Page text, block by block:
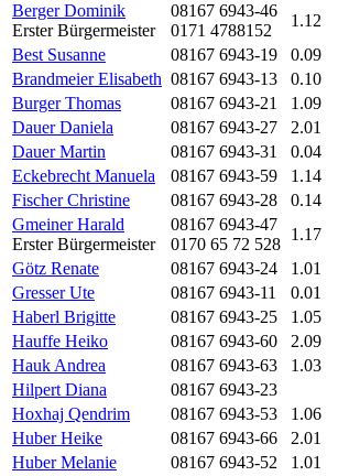
Berger Dominik
Erster Bürgermeister
08167 6943-46
0171 4788152
1.12
Best Susanne
08167 6943-19 0.09
Brandmeier Elisabeth 08167 6943-13 0.10
Burger Thomas
08167 6943-21 1.09
Dauer Daniela
08167 6943-27 2.01
Dauer Martin
08167 6943-31 0.04
Eckebrecht Manuela
08167 6943-59 1.14
Fischer Christine
08167 6943-28 0.14
Gmeiner Harald
Erster Bürgermeister
08167 6943-47
0170 65 72 528
1.17
Götz Renate
08167 6943-24 1.01
Gresser Ute
08167 6943-11 0.01
Haberl Brigitte
08167 6943-25 1.05
Hauffe Heiko
08167 6943-60 2.09
Hauk Andrea
08167 6943-63 1.03
Hilpert Diana
08167 6943-23
Hoxhaj Qendrim
08167 6943-53 1.06
Huber Heike
08167 6943-66 2.01
Huber Melanie
08167 6943-52 1.01